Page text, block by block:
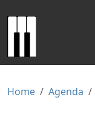
Home Agenda